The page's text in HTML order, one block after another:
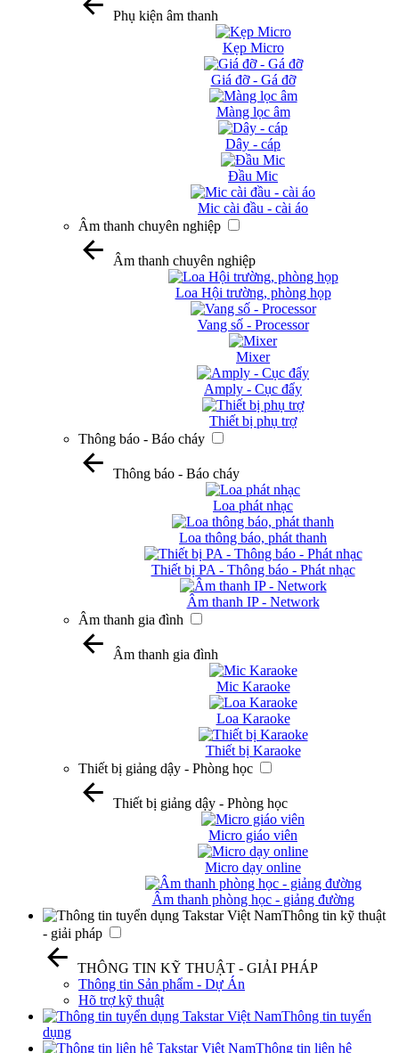
Phụ kiện âm thanh
Kẹp Micro
Giá đỡ - Gá đỡ
Màng lọc âm
Dây - cáp
Đầu Mic
Mic cài đầu - cài áo
Âm thanh chuyên nghiệp
Âm thanh chuyên nghiệp
Loa Hội trường, phòng họp
Vang số - Processor
Mixer
Amply - Cục đẩy
Thiết bị phụ trợ
Thông báo - Báo cháy
Thông báo - Báo cháy
Loa phát nhạc
Loa thông báo, phát thanh
Thiết bị PA - Thông báo - Phát nhạc
Âm thanh IP - Network
Âm thanh gia đình
Âm thanh gia đình
Mic Karaoke
Loa Karaoke
Thiết bị Karaoke
Thiết bị giảng dậy - Phòng học
Thiết bị giảng dậy - Phòng học
Micro giáo viên
Micro dạy online
Âm thanh phòng học - giảng đường
Thông tin kỹ thuật
- giải pháp
THÔNG TIN KỸ THUẬT - GIẢI PHÁP
Thông tin Sản phẩm - Dự Án
Hõ trợ kỹ thuật
Thông tin tuyển
dụng
Thông tin liên hệ